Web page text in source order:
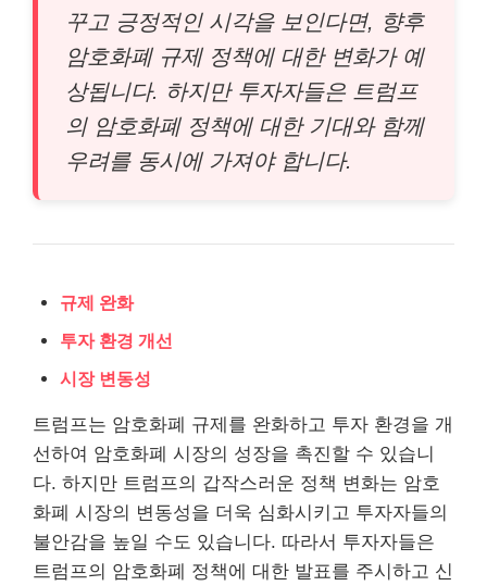
꾸고 긍정적인 시각을 보인다면, 향후
암호화폐 규제 정책에 대한 변화가 예
상됩니다. 하지만 투자자들은 트럼프
의 암호화폐 정책에 대한 기대와 함께
우려를 동시에 가져야 합니다.
규제 완화
투자 환경 개선
시장 변동성
트럼프는 암호화폐 규제를 완화하고 투자 환경을 개
선하여 암호화폐 시장의 성장을 촉진할 수 있습니
다. 하지만 트럼프의 갑작스러운 정책 변화는 암호
화폐 시장의 변동성을 더욱 심화시키고 투자자들의
불안감을 높일 수도 있습니다. 따라서 투자자들은
트럼프의 암호화폐 정책에 대한 발표를 주시하고 신